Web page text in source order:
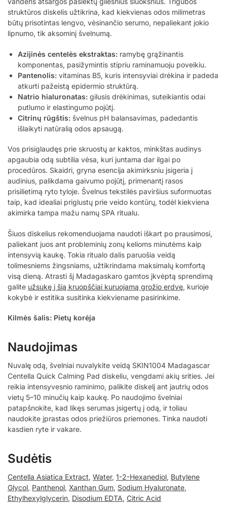
struktūros diskelis užtikrina, kad kiekvienas odos milimetras
būtų prisotintas lengvo, vėsinančio serumo, nepaliekant jokio
lipnumo, tik aksominį švelnumą.
Azijinės centelės ekstraktas: ramybę grąžinantis
komponentas, pasižymintis stipriu raminamuoju poveikiu.
Pantenolis: vitaminas B5, kuris intensyviai drėkina ir padeda
atkurti pažeistą epidermio struktūrą.
Natrio hialuronatas: gilusis drėkinimas, suteikiantis odai
putlumo ir elastingumo pojūtį.
Citrinų rūgštis: švelnus pH balansavimas, padedantis
išlaikyti natūralią odos apsaugą.
Vos prisiglaudęs prie skruostų ar kaktos, minkštas audinys
apgaubia odą subtilia vėsa, kuri juntama dar ilgai po
procedūros. Skaidri, gryna esencija akimirksniu įsigeria į
audinius, palikdama gaivumo pojūtį, primenantį rasos
prisilietimą ryto tyloje. Švelnus tekstilės paviršius suformuotas
taip, kad idealiai priglustų prie veido kontūrų, todėl kiekviena
akimirka tampa mažu namų SPA ritualu.
Šiuos diskelius rekomenduojama naudoti iškart po prausimosi,
paliekant juos ant probleminių zonų kelioms minutėms kaip
intensyvią kaukę. Tokia ritualo dalis paruošia veidą
tolimesniems žingsniams, užtikrindama maksimalų komfortą
visą dieną. Atrasti šį Madagaskaro gamtos įkvėptą sprendimą
galite užsukę į šią kruopščiai kuruojamą grožio erdvę, kurioje
kokybė ir estitika susitinka kiekviename pasirinkime.
Kilmės šalis: Pietų korėja
Naudojimas
Nuvalę odą, švelniai nuvalykite veidą SKIN1004 Madagascar
Centella Quick Calming Pad diskeliu, vengdami akių srities. Jei
reikia intensyvesnio raminimo, palikite diskelį ant jautrių odos
vietų 5–10 minučių kaip kaukę. Po naudojimo švelniai
patapšnokite, kad likęs serumas įsigertų į odą, ir toliau
naudokite įprastas odos priežiūros priemones. Tinka naudoti
kasdien ryte ir vakare.
Sudėtis
Centella Asiatica Extract, Water, 1-2-Hexanediol, Butylene
Glycol, Panthenol, Xanthan Gum, Sodium Hyaluronate,
Ethylhexylglycerin, Disodium EDTA, Citric Acid